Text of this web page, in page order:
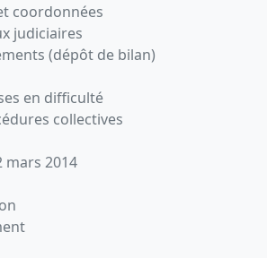
coordonnées
judiciaires
(dépôt de bilan)
en difficulté
collectives
mars 2014